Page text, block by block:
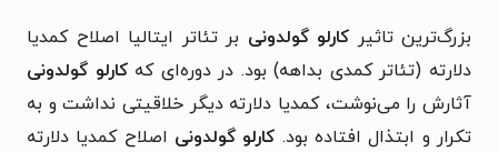
بزرگ‌ترین تاثیر کارلو گولدونی بر تئاتر ایتالیا اصلاح کمدیا
دلارته (تئاتر کمدی بداهه) بود. در دوره‌ای که کارلو گولدونی
آثارش را می‌نوشت، کمدیا دلارته دیگر خلاقیتی نداشت و به
تکرار و ابتذال افتاده بود. کارلو گولدونی اصلاح کمدیا دلارته